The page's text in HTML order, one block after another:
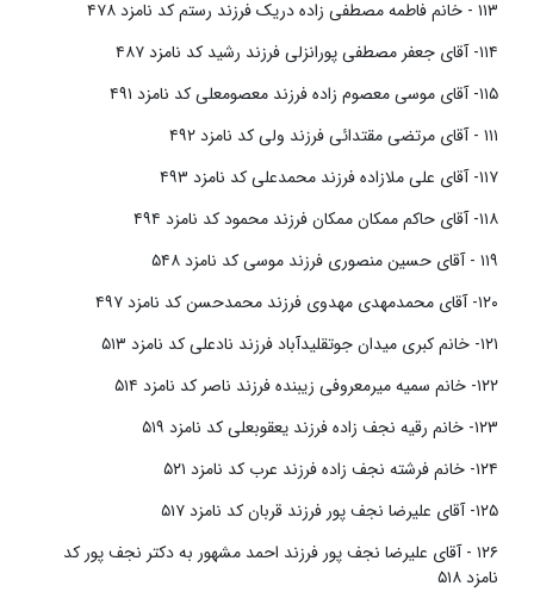
۱۱۳ - خانم فاطمه مصطفی زاده دریک فرزند رستم کد نامزد ۴۷۸
۱۱۴- آقای جعفر مصطفی پورانزلی فرزند رشید کد نامزد ۴۸۷
۱۱۵- آقای موسی معصوم زاده فرزند معصومعلی کد نامزد ۴۹۱
۱۱۱ - آقای مرتضی مقتدائی فرزند ولی کد نامزد ۴۹۲
۱۱۷- آقای علی ملازاده فرزند محمدعلی کد نامزد ۴۹۳
۱۱۸- آقای حاکم ممکان ممکان فرزند محمود کد نامزد ۴۹۴
۱۱۹ - آقای حسین منصوری فرزند موسی کد نامزد ۵۴۸
۱۲۰- آقای محمدمهدی مهدوی فرزند محمدحسن کد نامزد ۴۹۷
۱۲۱- خانم کبری میدان جوتقلیدآباد فرزند نادعلی کد نامزد ۵۱۳
۱۲۲- خانم سمیه میرمعروفی زیبنده فرزند ناصر کد نامزد ۵۱۴
۱۲۳- خانم رقیه نجف زاده فرزند یعقوبعلی کد نامزد ۵۱۹
۱۲۴- خانم فرشته نجف زاده فرزند عرب کد نامزد ۵۲۱
۱۲۵- آقای علیرضا نجف پور فرزند قربان کد نامزد ۵۱۷
۱۲۶ - آقای علیرضا نجف پور فرزند احمد مشهور به دکتر نجف پور کد
نامزد ۵۱۸